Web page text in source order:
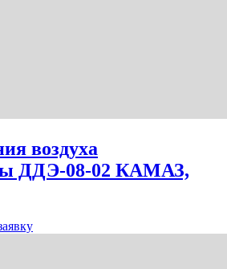
воздуха
ДДЭ-08-02 КАМАЗ,